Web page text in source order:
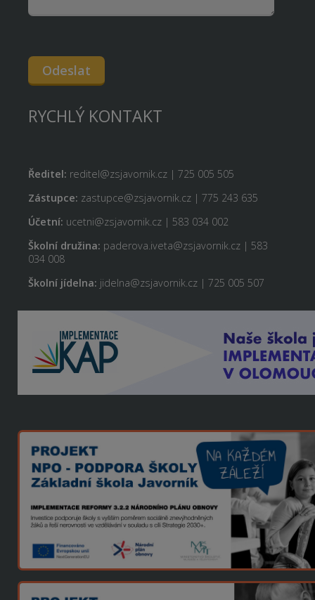
Odeslat
RYCHLÝ KONTAKT
Ředitel: reditel@zsjavornik.cz | 725 005 505
Zástupce: zastupce@zsjavornik.cz | 775 243 635
Účetní: ucetni@zsjavornik.cz | 583 034 002
Školní družina: paderova.iveta@zsjavornik.cz | 583
034 008
Školní jídelna: jidelna@zsjavornik.cz | 725 005 507